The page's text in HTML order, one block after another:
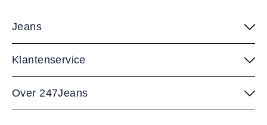
Jeans
Klantenservice
Over 247Jeans